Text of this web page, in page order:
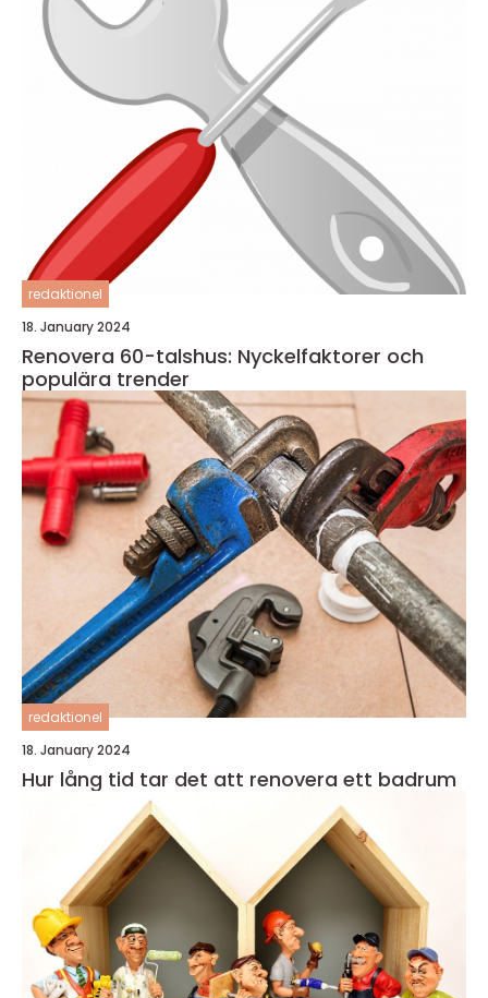
redaktionel
18. January 2024
Renovera 60-talshus: Nyckelfaktorer och
populära trender
redaktionel
18. January 2024
Hur lång tid tar det att renovera ett badrum